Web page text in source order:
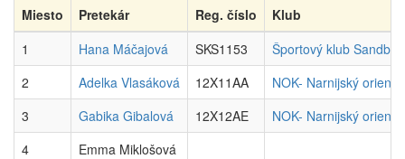
Miesto Pretekár Reg. číslo
Klub
1
Hana Máčajová SKS1153
Športový klub
2
Adelka Vlasáková 12X11AA
NOK- Narnijský
3
Gabika Gibalová 12X12AE
NOK- Narnijský
4
Emma Miklošová